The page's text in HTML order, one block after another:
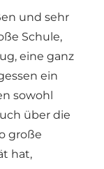
und sehr
Schule,
eine ganz
ein
sowohl
über die
große
hat,